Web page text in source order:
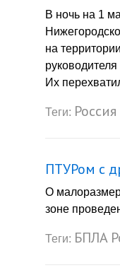
В ночь на 1
на
Их
Теги: Россия
ПТУРом с
О
зоне
Теги: БПЛА